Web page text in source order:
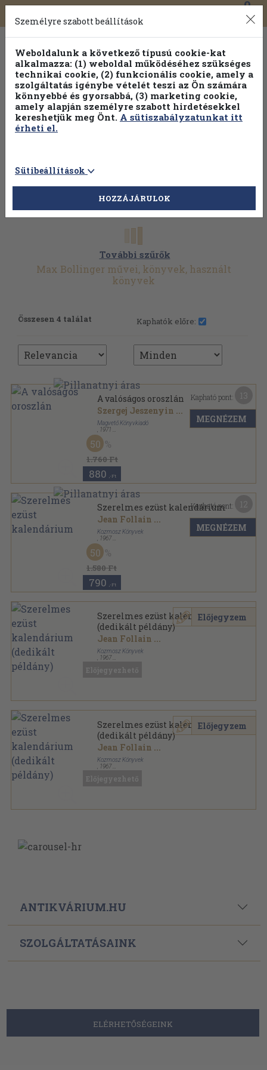
Toggle
navigation
0
További szűrők
Max Bollinger művei, könyvek, használt
könyvek
Összesen 4 találat Kaphatók előre:
A valóságos oroszlán
Szergej Jeszenyin ...
Magvető Könyvkiadó
1971
Vászon
1.760 Ft
50
880 ,-Ft
Kapható pont:
MEGNÉZEM
Szerelmes ezüst kalendárium
Jean Follain ...
Kozmosz Könyvek
1967
Vászon
1.580 Ft
50
790 ,-Ft
Kapható pont:
MEGNÉZEM
Szerelmes ezüst kalendárium
(dedikált példány)
Jean Follain ...
Kozmosz Könyvek
1967
Előjegyzem
Szerelmes ezüst kalendárium
(dedikált példány)
Jean Follain ...
Kozmosz Könyvek
1967
Előjegyzem
ANTIKVÁRIUM.HU
SZOLGÁLTATÁSAINK
ELÉRHETŐSÉGEINK
Személyre szabott beállítások
Weboldalunk a következő típusú cookie-kat
alkalmazza: (1) weboldal működéséhez szükséges
technikai cookie, (2) funkcionális cookie, amely a
szolgáltatás igénybe vételét teszi az Ön számára
könnyebbé és gyorsabbá, (3) marketing cookie,
amely alapján személyre szabott hirdetésekkel
kereshetjük meg Önt. A sütiszabályzatunkat itt
érheti el.
Sütibeállítások
HOZZÁJÁRULOK